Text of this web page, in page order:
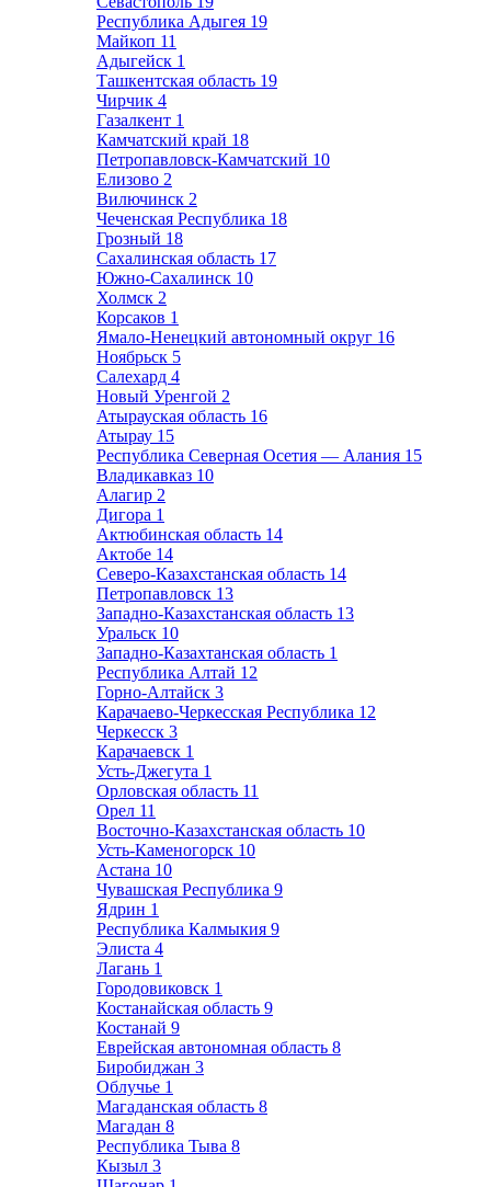
Республика Адыгея 19
Майкоп 11
Адыгейск 1
Ташкентская область 19
Чирчик 4
Газалкент 1
Камчатский край 18
Петропавловск-Камчатский 10
Елизово 2
Вилючинск 2
Чеченская Республика 18
Грозный 18
Сахалинская область 17
Южно-Сахалинск 10
Холмск 2
Корсаков 1
Ямало-Ненецкий автономный округ 16
Ноябрьск 5
Салехард 4
Новый Уренгой 2
Атырауская область 16
Атырау 15
Республика Северная Осетия — Алания 15
Владикавказ 10
Алагир 2
Дигора 1
Актюбинская область 14
Актобе 14
Северо-Казахстанская область 14
Петропавловск 13
Западно-Казахстанская область 13
Уральск 10
Западно-Казахтанская область 1
Республика Алтай 12
Горно-Алтайск 3
Карачаево-Черкесская Республика 12
Черкесск 3
Карачаевск 1
Усть-Джегута 1
Орловская область 11
Орел 11
Восточно-Казахстанская область 10
Усть-Каменогорск 10
Астана 10
Чувашская Республика 9
Ядрин 1
Республика Калмыкия 9
Элиста 4
Лагань 1
Городовиковск 1
Костанайская область 9
Костанай 9
Еврейская автономная область 8
Биробиджан 3
Облучье 1
Магаданская область 8
Магадан 8
Республика Тыва 8
Кызыл 3